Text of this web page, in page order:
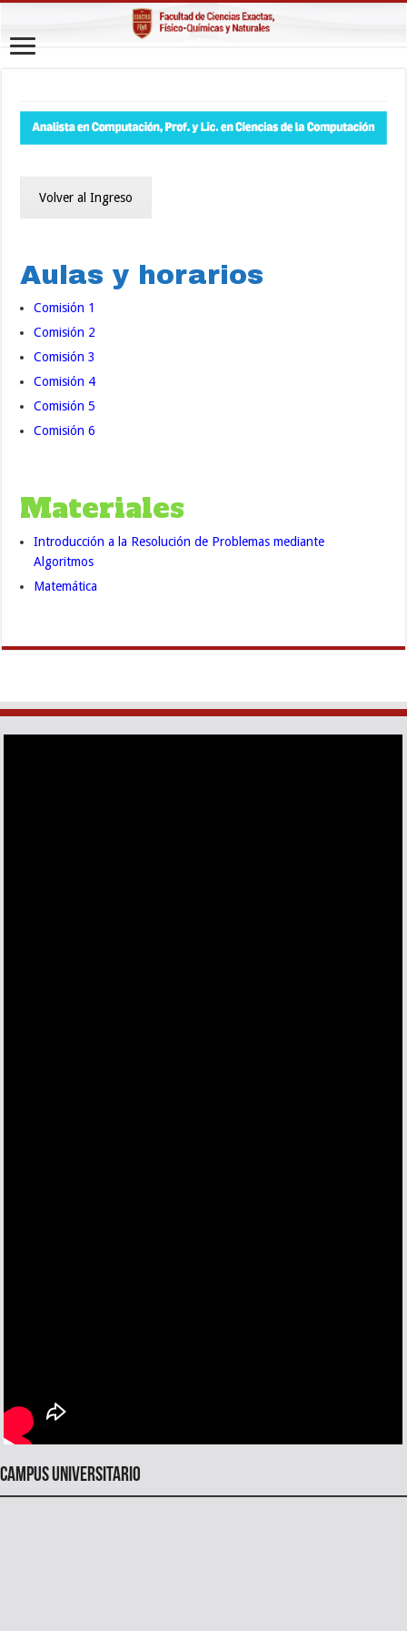
Volver al Ingreso
Aulas y horarios
Comisión 1
Comisión 2
Comisión 3
Comisión 4
Comisión 5
Comisión 6
Materiales
Introducción a la Resolución de Problemas mediante
Algoritmos
Matemática
Campus universitario